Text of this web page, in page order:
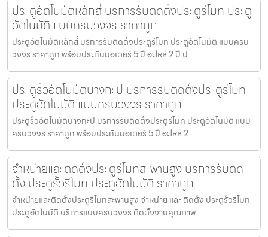
ประตูอัตโนมัติหลักสี่ บริการรับติดตั้งประตูรีโมท ประตู
อัตโนมัติ แบบครบวงจร ราคาถูก
ประตูอัตโนมัติหลักสี่ บริการรับติดตั้งประตูรีโมท ประตูอัตโนมัติ แบบครบ
วงจร ราคาถูก พร้อมประกันมอเตอร์ 5 ปี อะไหล่ 2 ปี ป
ประตูรั้วอัตโนมัติบางกะปิ บริการรับติดตั้งประตูรีโมท
ประตูอัตโนมัติ แบบครบวงจร ราคาถูก
ประตูรั้วอัตโนมัติบางกะปิ บริการรับติดตั้งประตูรีโมท ประตูอัตโนมัติ แบบ
ครบวงจร ราคาถูก พร้อมประกันมอเตอร์ 5 ปี อะไหล่ 2
จำหน่ายและติดตั้งประตูรีโมทสะพานสูง บริการรับติด
ตั้ง ประตูรั้วรีโมท ประตูอัตโนมัติ ราคาถูก
จำหน่ายและติดตั้งประตูรีโมทสะพานสูง จำหน่าย และ ติดตั้ง ประตูรั้วรีโมท
ประตูอัตโนมัติ บริการแบบครบวงจร ติดตั้งงานคุณภาพ